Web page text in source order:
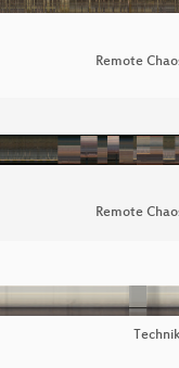
Remote
Remote